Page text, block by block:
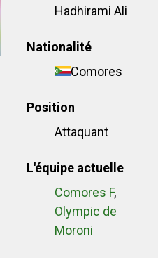
Hadhirami Ali
Nationalité
Comores
Position
Attaquant
L'équipe actuelle
Comores F,
Olympic de
Moroni